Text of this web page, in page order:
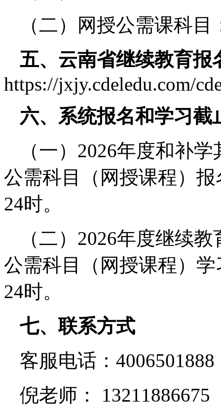
（二）网授公需课科
五、云南省继续教育报
https://jxjy.cdeledu.com/
六、系统报名和学习截
（一）2026年度和补
公需科目（网授课程）
24时。
（二）2026年度继续
公需科目（网授课程）
24时。
七、联系方式
客服电话：
倪老师： 13211886675